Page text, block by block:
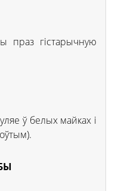
праз гістарычную
ў белых майках і